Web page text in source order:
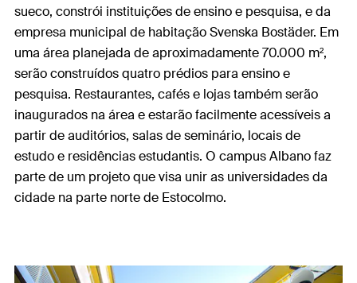
sueco, constrói instituições de ensino e pesquisa, e da
empresa municipal de habitação Svenska Bostäder. Em
uma área planejada de aproximadamente 70.000 m²,
serão construídos quatro prédios para ensino e
pesquisa. Restaurantes, cafés e lojas também serão
inaugurados na área e estarão facilmente acessíveis a
partir de auditórios, salas de seminário, locais de
estudo e residências estudantis. O campus Albano faz
parte de um projeto que visa unir as universidades da
cidade na parte norte de Estocolmo.